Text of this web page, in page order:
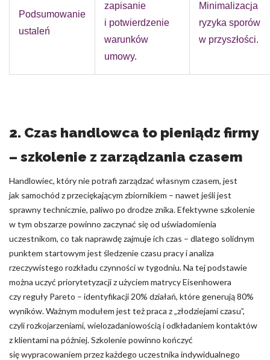
Podsumowanie
ustaleń
zapisanie
i potwierdzenie
warunków
umowy.
Minimalizacja
ryzyka sporów
w przyszłości.
2. Czas handlowca to pieniądz firmy
– szkolenie z zarządzania czasem
Handlowiec, który nie potrafi zarządzać własnym czasem, jest
jak samochód z przeciękającym zbiornikiem – nawet jeśli jest
sprawny technicznie, paliwo po drodze znika. Efektywne szkolenie
w tym obszarze powinno zaczynać się od uświadomienia
uczestnikom, co tak naprawdę zajmuje ich czas – dlatego solidnym
punktem startowym jest śledzenie czasu pracy i analiza
rzeczywistego rozkładu czynności w tygodniu. Na tej podstawie
można uczyć priorytetyzacji z użyciem matrycy Eisenhowera
czy reguły Pareto – identyfikacji 20% działań, które generują 80%
wyników. Ważnym modułem jest też praca z „złodziejami czasu”,
czyli rozkojarzeniami, wielozadaniowością i odkładaniem kontaktów
z klientami na później. Szkolenie powinno kończyć
się wypracowaniem przez każdego uczestnika indywidualnego